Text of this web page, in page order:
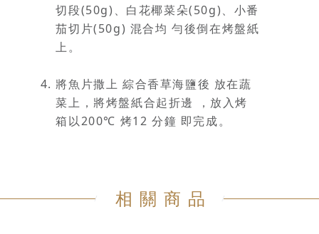
切段(50g)、白花椰菜朵(50g)、小番
茄切片(50g) 混合均 勻後倒在烤盤紙
上。
將魚片撒上 綜合香草海鹽後 放在蔬
菜上，將烤盤紙合起折邊 ，放入烤
箱以200℃ 烤12 分鐘 即完成。
相關商品